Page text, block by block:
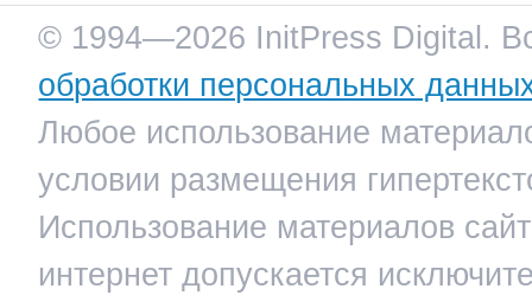
© 1994—2026 InitPress Digital.
обработки персональных
Любое использование
условии размещения
Использование материалов
интернет допускается